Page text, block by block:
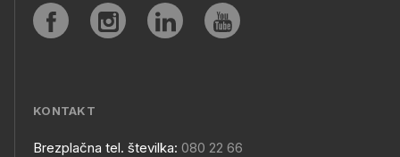
SPLETNA
KONTAKT
Brezplačna tel. številka: 080 22 66